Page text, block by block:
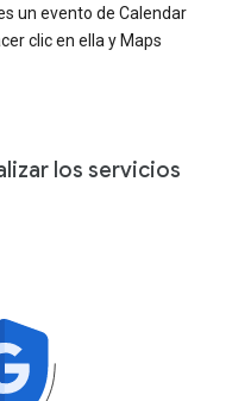
un evento de Calendar
clic en ella y Maps
los servicios